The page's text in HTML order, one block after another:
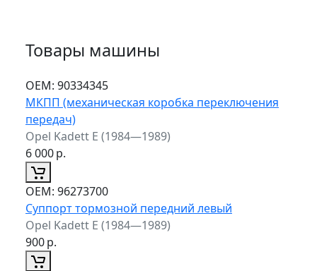
Товары машины
ОЕМ: 90334345
МКПП (механическая коробка переключения
передач)
Opel Kadett E (1984—1989)
6 000р.
ОЕМ: 96273700
Суппорт тормозной передний левый
Opel Kadett E (1984—1989)
900р.